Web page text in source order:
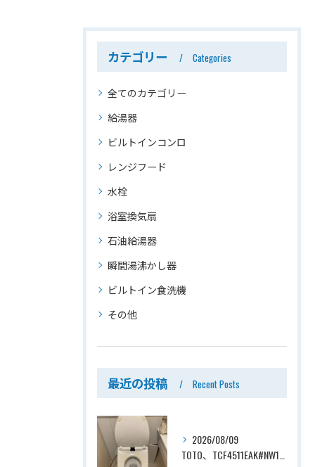
カテゴリー Categories
全てのカテゴリー
給湯器
ビルトインコンロ
レンジフード
水栓
浴室換気扇
石油給湯器
瞬間湯沸かし器
ビルトイン食洗機
その他
最近の投稿 Recent Posts
2026/08/09
TOTO、TCF4511EAK#NW1→TOTO、TCF4714AK#NW1、ホワイト、瞬間式、温水洗浄便座、ウォシュレット交換工事ー埼玉県さいたま市見沼区南中野